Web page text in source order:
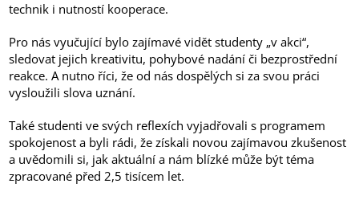
technik i nutností kooperace.
Pro nás vyučující bylo zajímavé vidět studenty „v akci“,
sledovat jejich kreativitu, pohybové nadání či bezprostřední
reakce. A nutno říci, že od nás dospělých si za svou práci
vysloužili slova uznání.
Také studenti ve svých reflexích vyjadřovali s programem
spokojenost a byli rádi, že získali novou zajímavou zkušenost
a uvědomili si, jak aktuální a nám blízké může být téma
zpracované před 2,5 tisícem let.